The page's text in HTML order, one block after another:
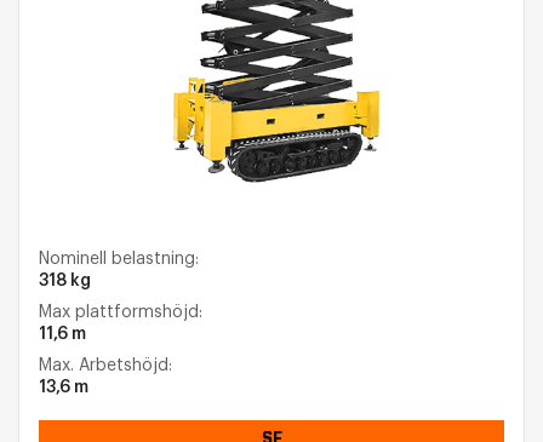
Nominell belastning:
318 kg
Max plattformshöjd:
11,6 m
Max. Arbetshöjd:
13,6 m